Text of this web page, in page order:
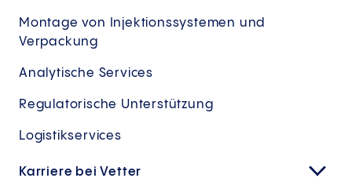
Montage von Injektionssystemen und
Verpackung
Analytische Services
Regulatorische Unterstützung
Logistikservices
Karriere bei Vetter